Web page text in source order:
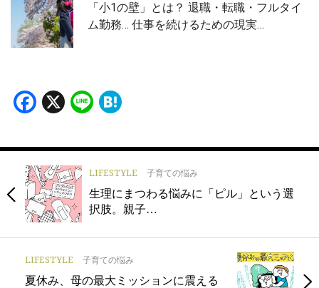
「小1の壁」とは？ 退職・転職・フルタイ
ム勤務… 仕事を続けるための現実…
Facebook
X Line
LIFESTYLE 子育ての悩み
生理にまつわる悩みに「ピル」という選
択肢。親子…
LIFESTYLE 子育ての悩み
夏休み、母の最大ミッションに震える